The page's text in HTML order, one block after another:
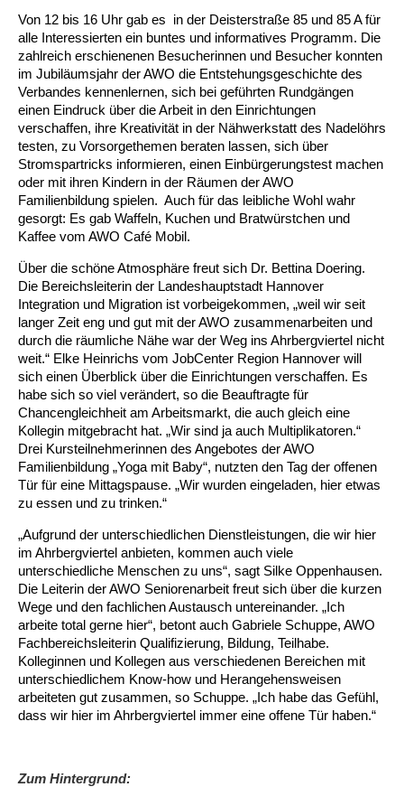
Ortsverein Arnum
Ortsverein Barsinghausen
Ortsverein Bennigsen
Ortsverein Bredenbeck
Ortsverein Godshorn
Ortsverein Garbsen
Ortsverein Fuhrberg
Ortsverein Berenbostel
Ortsverein Burgdorf
Ortsverein Burgdorf
Ortsverein Engelbostel-Schulenburg
Kindertagesstätte Freytagstraße
Kindertagesstätte Gehägestraße
Kindertagesstätte Gottfried-Keller-Straße /
Familienzentrum
Kindertagesstätte Große Pranke
Kindertagesstätte Herbartstraße
Kindertagesstätte Hiltrud-Grote-Weg
Krippe Höltystraße
Kindertagesstätte Ibykusweg / Familienzentrum
Kindertagesstätte Johannes-Lau-Hof
Kindertagesstätte Klaus-Müller-Kilian-Weg /
“Mäuseburg” / Familienzentrum
Kindertagesstätte König-Ludwig-Straße
Kindertagesstätte Langes Feld “Deisterspatzen”
Kindertagesstätte Moorlilienweg /
Familienzentrum
Kindertagesstätte Petermannstraße /
Familienzentrum
Kindertagesstätte Pfarrlandplatz
Kindertagesstätte Rosenbergstraße
Krippe Schleswiger Straße
Kindertagesstätte Elmstraße / Familienzentrum
Kindertagesstätte Freudenthalstraße /
Familienzentrum
Kindertagesstätte Freytagstraße
Kindertagesstätte Gehägestraße
Kindertagesstätte Gorch-Fock-Straße
Familienzentrum
Kindertagesstätte Große Pranke
Kindertagesstätte Harenberger Straße
Kindertagesstätte Herbartstraße
Kindertagesstätte Hiltrud-Grote-Weg
Kindertagesstätte Ibykusweg / Familienzentrum
Kindertagesstätte Johannes-Lau-Hof
Kindertagesstätte Kapellenbrink /
Familienzentrum
Kindertagesstätte Klaus-Müller-Kilian-Weg /
“Mäuseburg” / Familienzentrum
Kindertagesstätte König-Ludwig-Straße
Kindertagesstätte Langes Feld “Deisterspatzen”
Kindertagesstätte Levester Straße
Kindertagesstätte Pfarrlandplatz
Kindertagesstätte Rosenbergstraße
Hort Salzmannstraße
Kindertagesstätte Schweriner Straße /
Familienzentrum
Außenstelle Hort Stenhusenstraße
Kindertagesstätte Sylter Weg
Kindertagesstätte Mühenkamp / Familienzentrum
Kindertagesstätte Petermannstraße /
Familienzentrum
Kindertagesstätte Schweriner Straße /
Familienzentrum
Life Kinetik
Yoga mit Baby
Yoga in der Schwangerschaft
Stretch und Relax
Fitness für Frauen
Online Pflege- und Seniorenberatung
Helfende Hände
Pflege und Wohnen
Beratungsangebote
Jugendwohnen im Stadtteil
Ältere Menschen
Behördenbegleitung und Formularausfüllhilfe
Mehrsprachige Beratung
Wegweiser Seniorenkompass
Infotelefon
Migration
Berufssprachkurse
Migrationsberatung für junge Menschen
Interkulturelle Beratung für ältere Menschen
Menschen mit Behinderungen
Von 12 bis 16 Uhr gab es in der Deisterstraße 85 und 85 A für
alle Interessierten ein buntes und informatives Programm. Die
zahlreich erschienenen Besucherinnen und Besucher konnten
im Jubiläumsjahr der AWO die Entstehungsgeschichte des
Verbandes kennenlernen, sich bei geführten Rundgängen
einen Eindruck über die Arbeit in den Einrichtungen
verschaffen, ihre Kreativität in der Nähwerkstatt des Nadelöhrs
testen, zu Vorsorgethemen beraten lassen, sich über
Stromspartricks informieren, einen Einbürgerungstest machen
oder mit ihren Kindern in der Räumen der AWO
Familienbildung spielen. Auch für das leibliche Wohl wahr
gesorgt: Es gab Waffeln, Kuchen und Bratwürstchen und
Kaffee vom AWO Café Mobil.
Über die schöne Atmosphäre freut sich Dr. Bettina Doering.
Die Bereichsleiterin der Landeshauptstadt Hannover
Integration und Migration ist vorbeigekommen, „weil wir seit
langer Zeit eng und gut mit der AWO zusammenarbeiten und
durch die räumliche Nähe war der Weg ins Ahrbergviertel nicht
weit.“ Elke Heinrichs vom JobCenter Region Hannover will
sich einen Überblick über die Einrichtungen verschaffen. Es
habe sich so viel verändert, so die Beauftragte für
Chancengleichheit am Arbeitsmarkt, die auch gleich eine
Kollegin mitgebracht hat. „Wir sind ja auch Multiplikatoren.“
Drei Kursteilnehmerinnen des Angebotes der AWO
Familienbildung „Yoga mit Baby“, nutzten den Tag der offenen
Tür für eine Mittagspause. „Wir wurden eingeladen, hier etwas
zu essen und zu trinken.“
„Aufgrund der unterschiedlichen Dienstleistungen, die wir hier
im Ahrbergviertel anbieten, kommen auch viele
unterschiedliche Menschen zu uns“, sagt Silke Oppenhausen.
Die Leiterin der AWO Seniorenarbeit freut sich über die kurzen
Wege und den fachlichen Austausch untereinander. „Ich
arbeite total gerne hier“, betont auch Gabriele Schuppe, AWO
Fachbereichsleiterin Qualifizierung, Bildung, Teilhabe.
Kolleginnen und Kollegen aus verschiedenen Bereichen mit
unterschiedlichem Know-how und Herangehensweisen
arbeiteten gut zusammen, so Schuppe. „Ich habe das Gefühl,
dass wir hier im Ahrbergviertel immer eine offene Tür haben.“
Zum Hintergrund: